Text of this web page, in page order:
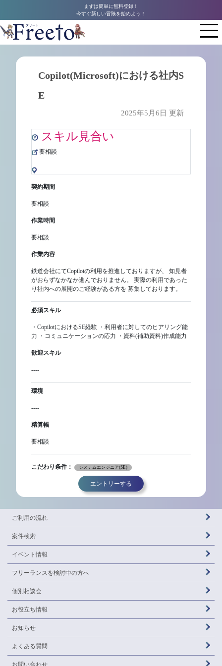
まずは簡単に無料登録！
今すぐ新しい冒険を始めよう！
Copilot(Microsoft)における社内S
E
2025年5月6日 更新
スキル見合い
要相談
契約期間
要相談
作業時間
要相談
作業内容
鉄道会社にてCopilotの利用を推進しておりますが、 知見者
がおらずなかなか進んでおりません。 実際の利用であった
り社内への展開のご経験がある方を 募集しております。
必須スキル
・CopilotにおけるSE経験 ・利用者に対してのヒアリング能
力 ・コミュニケーションの応力 ・資料(補助資料)作成能力
歓迎スキル
----
環境
----
精算幅
要相談
こだわり条件： システムエンジニア(SE)
エントリーする
ご利用の流れ
案件検索
イベント情報
フリーランスを検討中の方へ
個別相談会
お役立ち情報
お知らせ
よくある質問
お問い合わせ